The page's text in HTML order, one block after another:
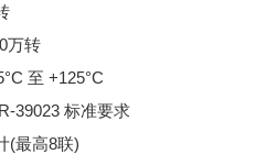
转
至 +125°C
标准要求
最高8联)